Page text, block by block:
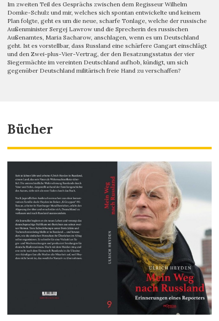
Im zweiten Teil des Gesprächs zwischen dem Regisseur Wilhelm
Domke-Schulz und mir, welches sich spontan entwickelte und keinem
Plan folgte, geht es um die neue, scharfe Tonlage, welche der russische
Außenminister Sergej Lawrow und die Sprecherin des russischen
Außenamtes, Maria Sacharow, anschlagen, wenn es um Deutschland
geht. Ist es vorstellbar, dass Russland eine schärfere Gangart einschlägt
und den Zwei-plus-Vier-Vertrag, der den Besatzungsstatus der vier
Siegermächte im vereinten Deutschland aufhob, kündigt, um sich
gegenüber Deutschland militärisch freie Hand zu verschaffen?
Bücher